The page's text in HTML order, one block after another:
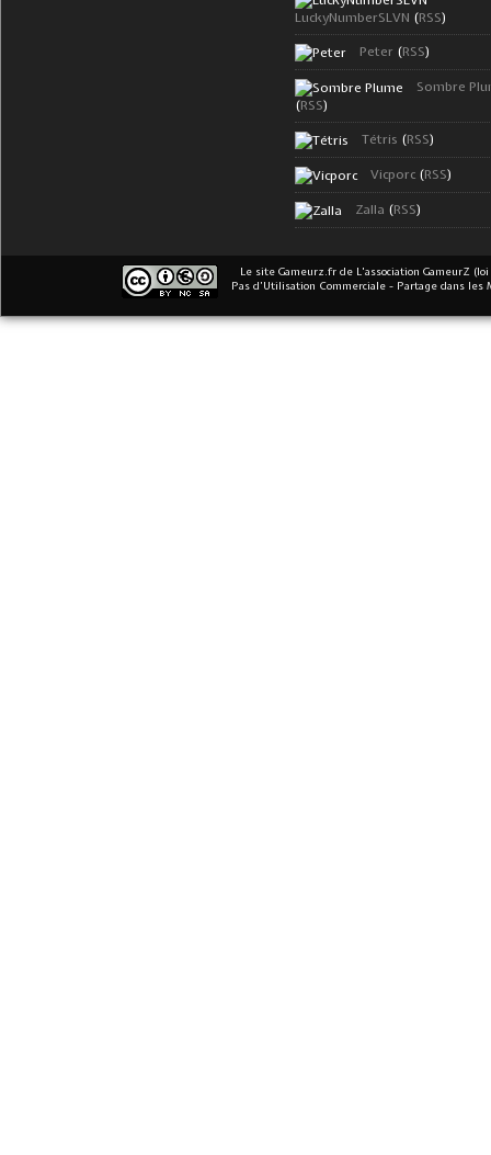
LuckyNumberSLVN (RSS)
Peter (RSS)
Sombre
(RSS)
Tétris (RSS)
Vicporc (RSS)
Zalla (RSS)
Le site Gameurz.fr de L'association GameurZ (loi
Pas d’Utilisation Commerciale - Partage dans